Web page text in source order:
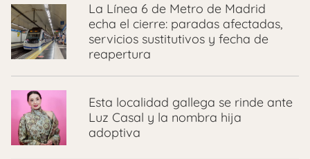
La Línea 6 de Metro de Madrid
echa el cierre: paradas afectadas,
servicios sustitutivos y fecha de
reapertura
Esta localidad gallega se rinde ante
Luz Casal y la nombra hija
adoptiva